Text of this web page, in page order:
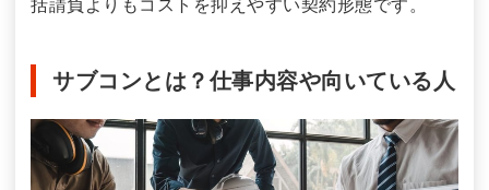
括請負よりもコストを抑えやすい契約形態です。
サブコンとは？仕事内容や向いている人